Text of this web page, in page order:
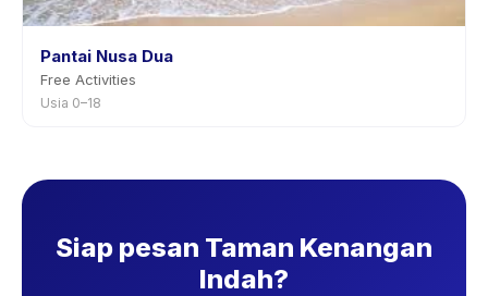
Pantai Nusa Dua
Free Activities
Usia 0–18
Siap pesan Taman Kenangan
Indah?